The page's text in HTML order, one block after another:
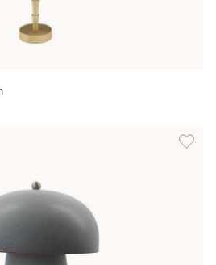
cm Finns även i dessa färger:
Lägg